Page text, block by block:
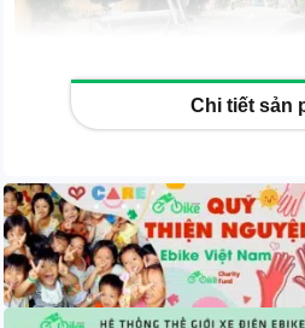
Xem thêm:Xe đạp điện
EBIKE 48V 10/15/20AH 500W
Đặc điểm nổi bật:
Chi tiết sản